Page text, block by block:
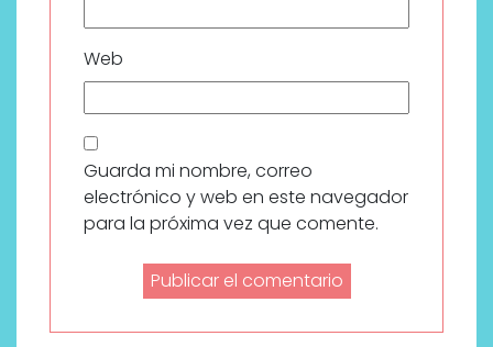
Web
Guarda mi nombre, correo
electrónico y web en este navegador
para la próxima vez que comente.